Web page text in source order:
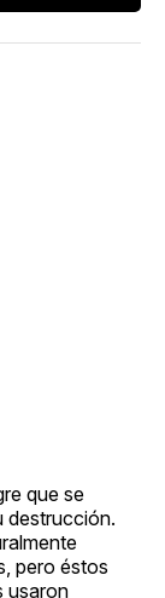
que se
destrucción.
pero éstos
usaron